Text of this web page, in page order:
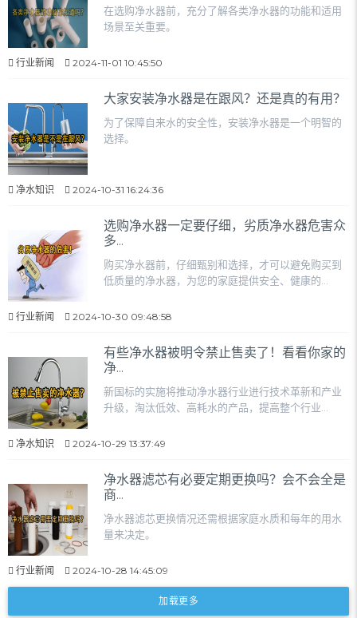
在选购净水器前，充分了解各类净水器的功能和适用
场景至关重要。
行业新闻 2024-11-01 10:45:50
大家安装净水器是在跟风？还是真的有用？
为了保障自来水的安全性，安装净水器是一个明智的
选择。
净水知识 2024-10-31 16:24:36
选购净水器一定要仔细，劣质净水器危害众
多...
购买净水器前，仔细甄别和选择，才可以避免购买到
低质量的净水器，为您的家庭提供安全、健康的...
行业新闻 2024-10-30 09:48:58
有些净水器被明令禁止售卖了！看看你家的
净...
新国标的实施将推动净水器行业进行技术革新和产业
升级，淘汰低效、高耗水的产品，提高整个行业...
净水知识 2024-10-29 13:37:49
净水器滤芯有必要定期更换吗？会不会全是
商...
净水器滤芯更换情况还需根据家庭水质和每年的用水
量来决定。
行业新闻 2024-10-28 14:45:09
加载更多